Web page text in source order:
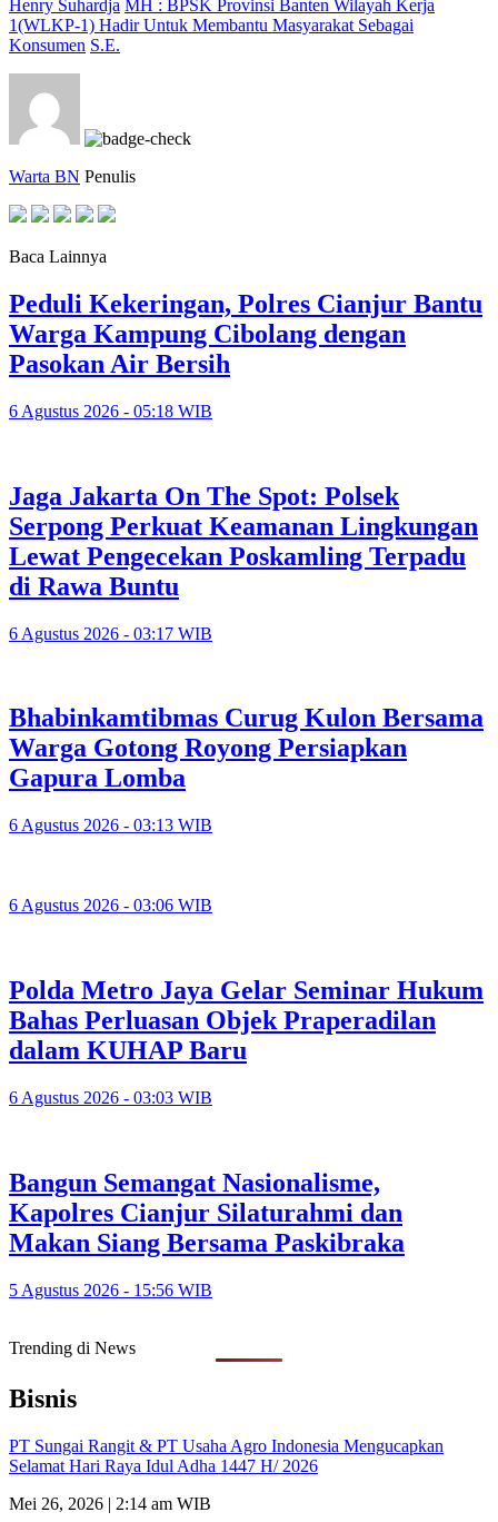
Henry Suhardja MH : BPSK Provinsi Banten Wilayah Kerja
1(WLKP-1) Hadir Untuk Membantu Masyarakat Sebagai
Konsumen S.E.
Warta BN Penulis
Baca Lainnya
Peduli Kekeringan, Polres Cianjur Bantu
Warga Kampung Cibolang dengan
Pasokan Air Bersih
6 Agustus 2026 - 05:18 WIB
Jaga Jakarta On The Spot: Polsek
Serpong Perkuat Keamanan Lingkungan
Lewat Pengecekan Poskamling Terpadu
di Rawa Buntu
6 Agustus 2026 - 03:17 WIB
Bhabinkamtibmas Curug Kulon Bersama
Warga Gotong Royong Persiapkan
Gapura Lomba
6 Agustus 2026 - 03:13 WIB
6 Agustus 2026 - 03:06 WIB
Polda Metro Jaya Gelar Seminar Hukum
Bahas Perluasan Objek Praperadilan
dalam KUHAP Baru
6 Agustus 2026 - 03:03 WIB
Bangun Semangat Nasionalisme,
Kapolres Cianjur Silaturahmi dan
Makan Siang Bersama Paskibraka
5 Agustus 2026 - 15:56 WIB
Trending di News
Bisnis
PT Sungai Rangit & PT Usaha Agro Indonesia Mengucapkan
Selamat Hari Raya Idul Adha 1447 H/ 2026
Mei 26, 2026 | 2:14 am WIB